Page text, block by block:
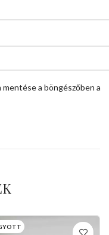
mentése a böngészőben a